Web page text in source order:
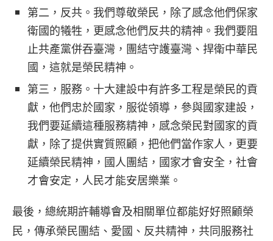
第二，反共。我們尊敬榮民，除了感念他們保家
衛國的犧牲，更感念他們反共的精神。我們要阻
止共產黨併吞臺灣，團結守護臺灣、捍衛中華民
國，這就是榮民精神。
第三，服務。十大建設中有許多工程是榮民的貢
獻，他們忠於國家，服從領導，參與國家建設，
我們要延續這種服務精神，感念榮民對國家的貢
獻，除了提供實質照顧，把他們當作家人，更要
延續榮民精神，國人團結，國家才會安全，社會
才會安定，人民才能安居樂業。
最後，總統期許輔導會及相關單位都能好好照顧榮
民，傳承榮民團結、愛國、反共精神，共同服務社